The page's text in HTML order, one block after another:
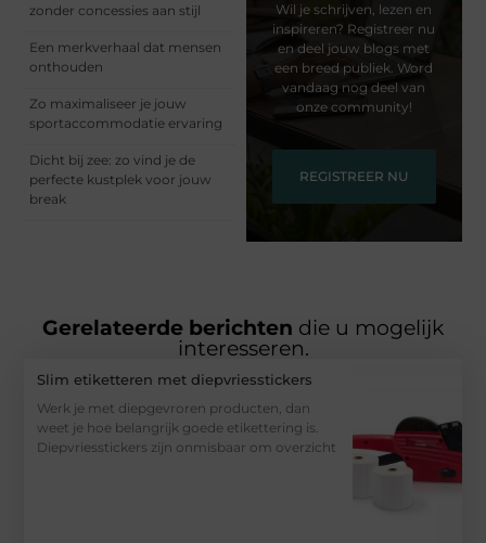
zonder concessies aan stijl
Een merkverhaal dat mensen
onthouden
Zo maximaliseer je jouw
sportaccommodatie ervaring
Dicht bij zee: zo vind je de
perfecte kustplek voor jouw
break
Wil je schrijven, lezen en
inspireren? Registreer nu
en deel jouw blogs met
een breed publiek. Word
vandaag nog deel van
onze community!
REGISTREER NU
Gerelateerde berichten die u mogelijk
interesseren.
Slim etiketteren met diepvriesstickers
Werk je met diepgevroren producten, dan
weet je hoe belangrijk goede etikettering is.
Diepvriesstickers zijn onmisbaar om overzicht